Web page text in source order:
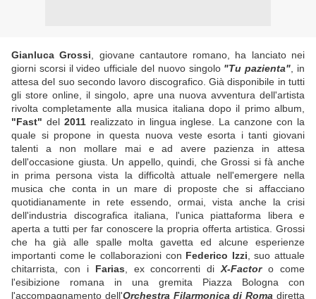
Gianluca Grossi , giovane cantautore romano, ha lanciato nei
giorni scorsi il video ufficiale del nuovo singolo "Tu pazienta" , in
attesa del suo secondo lavoro discografico. Già disponibile in tutti
gli store online, il singolo, apre una nuova avventura dell'artista
rivolta completamente alla musica italiana dopo il primo album,
"Fast" del 2011realizzato in lingua inglese. La canzone con la
quale si propone in questa nuova veste esorta i tanti giovani
talenti a non mollare mai e ad avere pazienza in attesa
dell'occasione giusta. Un appello, quindi, che Grossi si fà anche
in prima persona vista la difficoltà attuale nell'emergere nella
musica che conta in un mare di proposte che si affacciano
quotidianamente in rete essendo, ormai, vista anche la crisi
dell'industria discografica italiana, l'unica piattaforma libera e
aperta a tutti per far conoscere la propria offerta artistica. Grossi
che ha già alle spalle molta gavetta ed alcune esperienze
importanti come le collaborazioni con Federico Izzi , suo attuale
chitarrista, con i Farias , ex concorrenti diX-Factoro come
l'esibizione romana in una gremita Piazza Bologna con
l'accompagnamento dell'Orchestra Filarmonica di Roma diretta